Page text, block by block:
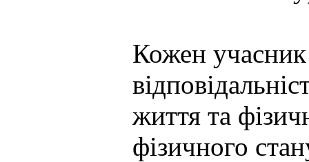
Кожен
життя та
фізичного